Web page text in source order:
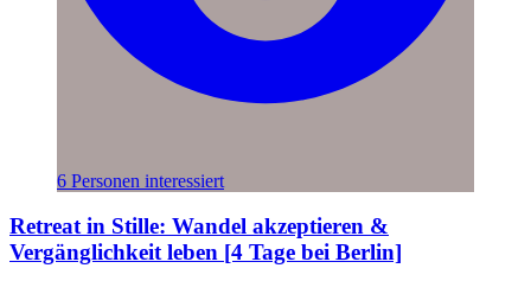
6 Personen interessiert
Retreat in Stille: Wandel akzeptieren &
Vergänglichkeit leben [4 Tage bei Berlin]